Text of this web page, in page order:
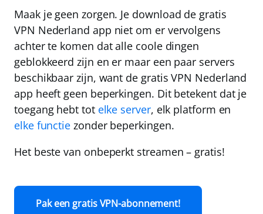
Maak je geen zorgen. Je download de gratis
VPN Nederland app niet om er vervolgens
achter te komen dat alle coole dingen
geblokkeerd zijn en er maar een paar servers
beschikbaar zijn, want de gratisVPN Nederland
app heeft geen beperkingen. Dit betekent dat je
toegang hebt tot elke server, elk platform en
elke functie zonder beperkingen.
Het beste van onbeperkt streamen – gratis!
Pak een gratis VPN-abonnement!